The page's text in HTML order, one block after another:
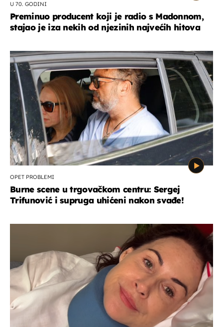
U 70. GODINI
Preminuo producent koji je radio s Madonnom,
stajao je iza nekih od njezinih najvećih hitova
OPET PROBLEMI
Burne scene u trgovačkom centru: Sergej
Trifunović i supruga uhićeni nakon svađe!